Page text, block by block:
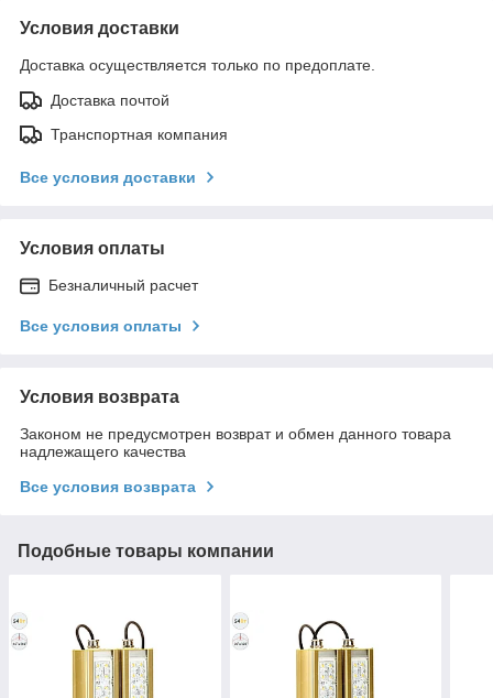
Условия доставки
Доставка осуществляется только по предоплате.
Доставка почтой
Транспортная компания
Все условия доставки
Условия оплаты
Безналичный расчет
Все условия оплаты
Условия возврата
Законом не предусмотрен возврат и обмен данного товара
надлежащего качества
Все условия возврата
Подобные товары компании